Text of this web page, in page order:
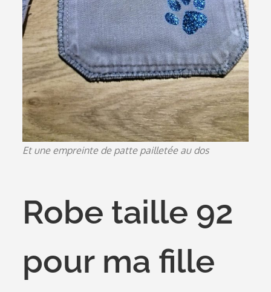
Et une empreinte de patte pailletée au dos
Robe taille 92
pour ma fille